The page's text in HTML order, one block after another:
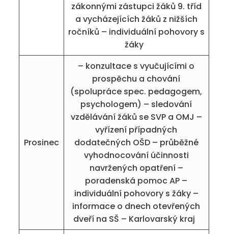
zákonnými zástupci žáků 9. tříd
a vycházejících žáků z nižších
ročníků – individuální pohovory s
žáky
Prosinec
– konzultace s vyučujícími o
prospěchu a chování
(spolupráce spec. pedagogem,
psychologem) – sledování
vzdělávání žáků se SVP a OMJ –
vyřízení případných
dodatečných OŠD – průběžné
vyhodnocování účinnosti
navržených opatření –
poradenská pomoc AP –
individuální pohovory s žáky –
informace o dnech otevřených
dveří na SŠ – Karlovarský kraj